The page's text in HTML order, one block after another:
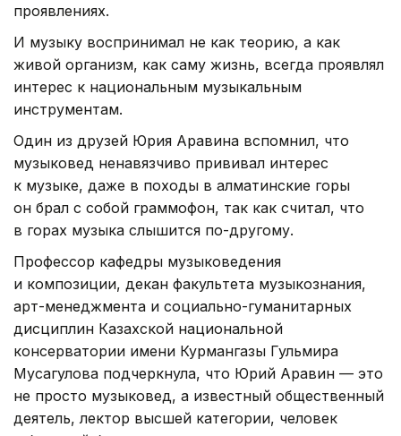
проявлениях.
И музыку воспринимал не как теорию, а как
живой организм, как саму жизнь, всегда проявлял
интерес к национальным музыкальным
инструментам.
Один из друзей Юрия Аравина вспомнил, что
музыковед ненавязчиво прививал интерес
к музыке, даже в походы в алматинские горы
он брал с собой граммофон, так как считал, что
в горах музыка слышится по-другому.
Профессор кафедры музыковедения
и композиции, декан факультета музыкознания,
арт-менеджмента и социально-гуманитарных
дисциплин Казахской национальной
консерватории имени Курмангазы Гульмира
Мусагулова подчеркнула, что Юрий Аравин — это
не просто музыковед, а известный общественный
деятель, лектор высшей категории, человек